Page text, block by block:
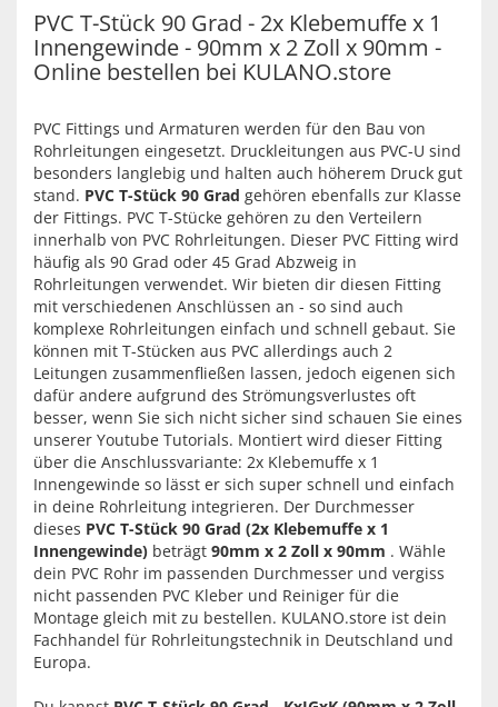
PVC T-Stück 90 Grad - 2x Klebemuffe x 1
Innengewinde - 90mm x 2 Zoll x 90mm -
Online bestellen bei KULANO.store
PVC Fittings und Armaturen werden für den Bau von
Rohrleitungen eingesetzt. Druckleitungen aus PVC-U sind
besonders langlebig und halten auch höherem Druck gut
stand. PVC T-Stück 90 Grad gehören ebenfalls zur Klasse
der Fittings. PVC T-Stücke gehören zu den Verteilern
innerhalb von PVC Rohrleitungen. Dieser PVC Fitting wird
häufig als 90 Grad oder 45 Grad Abzweig in
Rohrleitungen verwendet. Wir bieten dir diesen Fitting
mit verschiedenen Anschlüssen an - so sind auch
komplexe Rohrleitungen einfach und schnell gebaut. Sie
können mit T-Stücken aus PVC allerdings auch 2
Leitungen zusammenfließen lassen, jedoch eigenen sich
dafür andere aufgrund des Strömungsverlustes oft
besser, wenn Sie sich nicht sicher sind schauen Sie eines
unserer Youtube Tutorials. Montiert wird dieser Fitting
über die Anschlussvariante: 2x Klebemuffe x 1
Innengewinde so lässt er sich super schnell und einfach
in deine Rohrleitung integrieren. Der Durchmesser
dieses PVC T-Stück 90 Grad (2x Klebemuffe x 1
Innengewinde) beträgt 90mm x 2 Zoll x 90mm . Wähle
dein PVC Rohr im passenden Durchmesser und vergiss
nicht passenden PVC Kleber und Reiniger für die
Montage gleich mit zu bestellen. KULANO.store ist dein
Fachhandel für Rohrleitungstechnik in Deutschland und
Europa.